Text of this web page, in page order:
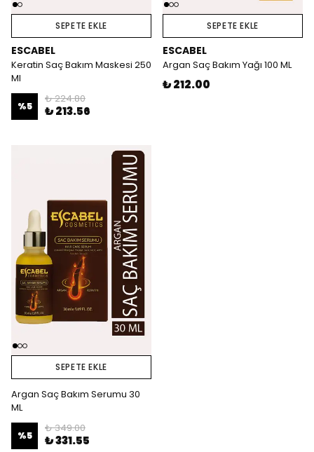
SEPETE EKLE
ESCABEL
Keratin Saç Bakım Maskesi 250
Ml
%5
₺ 224.80
₺ 213.56
SEPETE EKLE
ESCABEL
Argan Saç Bakım Yağı 100 ML
₺ 212.00
SEPETE EKLE
Argan Saç Bakım Serumu 30
ML
%5
₺ 349.00
₺ 331.55